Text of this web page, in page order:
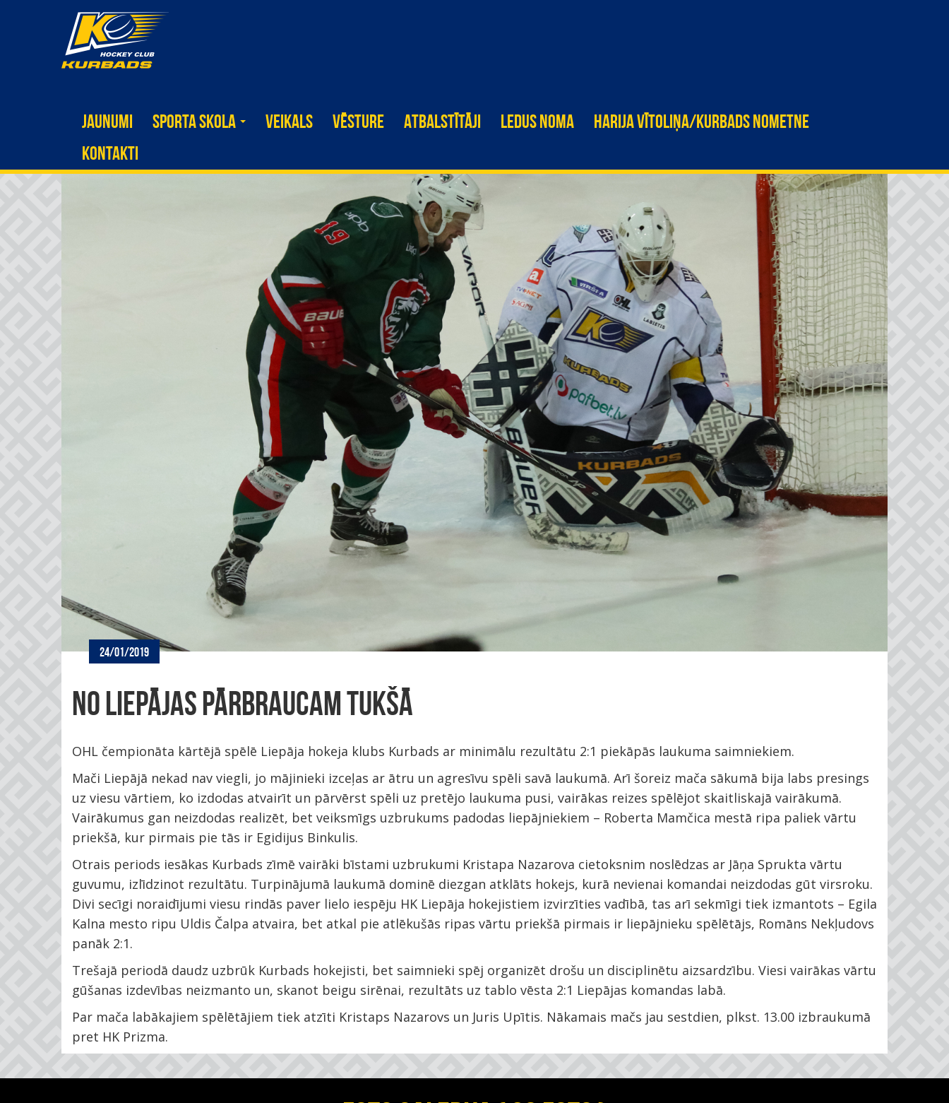
JAUNUMI SPORTA SKOLA VEIKALS VĒSTURE ATBALSTĪTĀJI LEDUS NOMA
HARIJA VĪTOLIŅA/KURBADS NOMETNE
KONTAKTI
24/01/2019
NO LIEPĀJAS PĀRBRAUCAM TUKŠĀ
OHL čempionāta kārtējā spēlē Liepāja hokeja klubs Kurbads ar minimālu rezultātu 2:1 piekāpās laukuma saimniekiem.
Mači Liepājā nekad nav viegli, jo mājinieki izceļas ar ātru un agresīvu spēli savā laukumā. Arī šoreiz mača sākumā bija labs presings
uz viesu vārtiem, ko izdodas atvairīt un pārvērst spēli uz pretējo laukuma pusi, vairākas reizes spēlējot skaitliskajā vairākumā.
Vairākumus gan neizdodas realizēt, bet veiksmīgs uzbrukums padodas liepājniekiem – Roberta Mamčica mestā ripa paliek vārtu
priekšā, kur pirmais pie tās ir Egidijus Binkulis.
Otrais periods iesākas Kurbads zīmē vairāki bīstami uzbrukumi Kristapa Nazarova cietoksnim noslēdzas ar Jāņa Sprukta vārtu
guvumu, izlīdzinot rezultātu. Turpinājumā laukumā dominē diezgan atklāts hokejs, kurā nevienai komandai neizdodas gūt virsroku.
Divi secīgi noraidījumi viesu rindās paver lielo iespēju HK Liepāja hokejistiem izvirzīties vadībā, tas arī sekmīgi tiek izmantots – Egila
Kalna mesto ripu Uldis Čalpa atvaira, bet atkal pie atlēkušās ripas vārtu priekšā pirmais ir liepājnieku spēlētājs, Romāns Nekļudovs
panāk 2:1.
Trešajā periodā daudz uzbrūk Kurbads hokejisti, bet saimnieki spēj organizēt drošu un disciplinētu aizsardzību. Viesi vairākas vārtu
gūšanas izdevības neizmanto un, skanot beigu sirēnai, rezultāts uz tablo vēsta 2:1 Liepājas komandas labā.
Par mača labākajiem spēlētājiem tiek atzīti Kristaps Nazarovs un Juris Upītis. Nākamais mačs jau sestdien, plkst. 13.00 izbraukumā
pret HK Prizma.